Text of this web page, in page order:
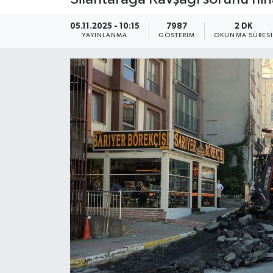
05.11.2025 - 10:15
YAYINLANMA
7987
GÖSTERIM
2 DK
OKUNMA SÜRESI
KEMERBURGAZ
MAGAZİN
ÖZEL HABER
TEKNOLOJİ
TİCARET